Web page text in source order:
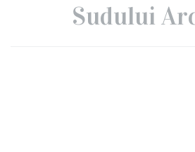
Sudului